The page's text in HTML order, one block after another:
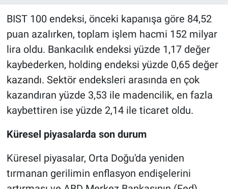
BIST 100 endeksi, önceki kapanışa göre 84,52
puan azalırken, toplam işlem hacmi 152 milyar
lira oldu. Bankacılık endeksi yüzde 1,17 değer
kaybederken, holding endeksi yüzde 0,65 değer
kazandı. Sektör endeksleri arasında en çok
kazandıran yüzde 3,53 ile madencilik, en fazla
kaybettiren ise yüzde 2,14 ile ticaret oldu.
Küresel piyasalarda son durum
Küresel piyasalar, Orta Doğu'da yeniden
tırmanan gerilimin enflasyon endişelerini